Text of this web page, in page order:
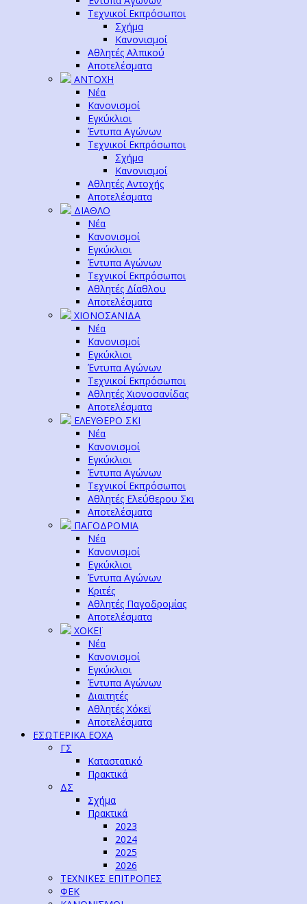
Τεχνικοί Εκπρόσωποι
Σχήμα
Κανονισμοί
Αθλητές Αλπικού
Αποτελέσματα
ΑΝΤΟΧΗ
Νέα
Κανονισμοί
Εγκύκλιοι
Έντυπα Αγώνων
Τεχνικοί Εκπρόσωποι
Σχήμα
Κανονισμοί
Αθλητές Αντοχής
Αποτελέσματα
ΔΙΑΘΛΟ
Νέα
Κανονισμοί
Εγκύκλιοι
Έντυπα Αγώνων
Τεχνικοί Εκπρόσωποι
Αθλητές Δίαθλου
Αποτελέσματα
ΧΙΟΝΟΣΑΝΙΔΑ
Νέα
Κανονισμοί
Εγκύκλιοι
Έντυπα Αγώνων
Τεχνικοί Εκπρόσωποι
Αθλητές Χιονοσανίδας
Αποτελέσματα
ΕΛΕΥΘΕΡΟ ΣΚΙ
Νέα
Κανονισμοί
Εγκύκλιοι
Έντυπα Αγώνων
Τεχνικοί Εκπρόσωποι
Αθλητές Ελεύθερου Σκι
Αποτελέσματα
ΠΑΓΟΔΡΟΜΙΑ
Νέα
Κανονισμοί
Εγκύκλιοι
Έντυπα Αγώνων
Κριτές
Αθλητές Παγοδρομίας
Αποτελέσματα
ΧΟΚΕΪ
Νέα
Κανονισμοί
Εγκύκλιοι
Έντυπα Αγώνων
Διαιτητές
Αθλητές Χόκεϊ
Αποτελέσματα
ΕΣΩΤΕΡΙΚΑ ΕΟΧΑ
ΓΣ
Καταστατικό
Πρακτικά
ΔΣ
Σχήμα
Πρακτικά
2023
2024
2025
2026
ΤΕΧΝΙΚΕΣ ΕΠΙΤΡΟΠΕΣ
ΦΕΚ